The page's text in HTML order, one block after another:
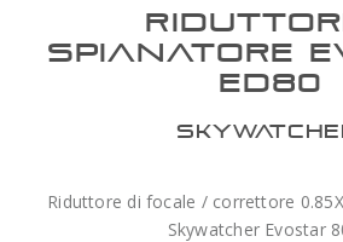
SPIANATORE
ED80
Riduttore di focale / correttore
Skywatcher Evostar